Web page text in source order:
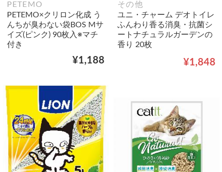
PETEMO
PETEMO×クリロン化成 う
んちが臭わない袋BOS Mサ
イズ(ピンク) 90枚入※マチ
付き
¥1,188
その他
ユニ・チャーム デオトイレ
ふんわり香る消臭・抗菌シ
ートナチュラルガーデンの
香り 20枚
¥1,848